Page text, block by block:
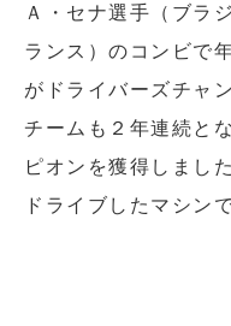
Ａ・セナ選手（ブラ
ランス）のコンビで
がドライバーズチャ
チームも２年連続と
ピオンを獲得しまし
ドライブしたマシンで